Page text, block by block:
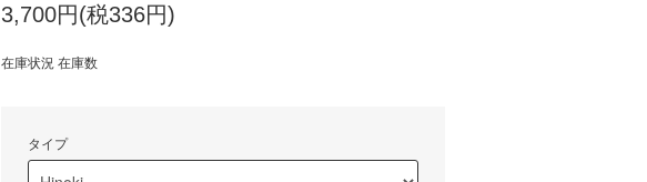
3,700円(税336円)
在庫状況 在庫数
タイプ